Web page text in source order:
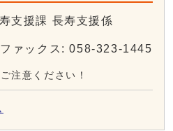
支援課 長寿支援係
ファックス: 058-323-1445
注意ください！